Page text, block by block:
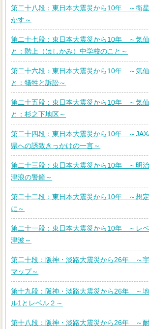
第二十八段：東日本大震災から10年 ～衛
かす～
第二十七段：東日本大震災から10年 ～気
と：階上（はしかみ）中学校のこと～
第二十六段：東日本大震災から10年 ～気
と：犠牲と訴訟～
第二十五段：東日本大震災から10年 ～気
と：杉之下地区～
第二十四段：東日本大震災から10年 ～
県への誘致きっかけの一言～
第二十三段：東日本大震災から10年 ～明
津浪の警鐘～
第二十二段：東日本大震災から10年 ～想
に～
第二十一段：東日本大震災から10年 ～レ
津波～
第二十段：阪神・淡路大震災から26年 ～
マップ～
第十九段：阪神・淡路大震災から26年 ～
ル1とレベル２～
第十八段：阪神・淡路大震災から26年 ～